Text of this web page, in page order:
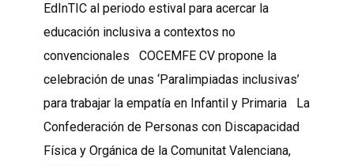
EdInTIC al periodo estival para acercar la
educación inclusiva a contextos no
convencionales COCEMFE CV propone la
celebración de unas ‘Paralimpiadas inclusivas’
para trabajar la empatía en Infantil y Primaria La
Confederación de Personas con Discapacidad
Física y Orgánica de la Comunitat Valenciana,